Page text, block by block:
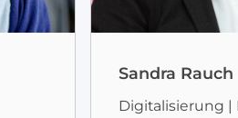
Sandra Rauch
Digitalisierung |